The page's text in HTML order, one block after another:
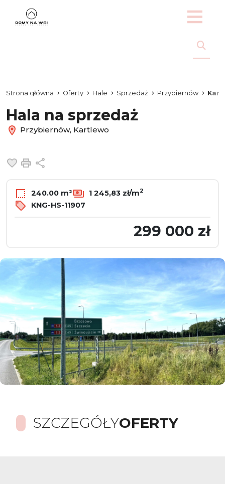
Strona główna Oferty Hale Sprzedaż Przybiernów
Hala na sprzedaż
Przybiernów, Kartlewo
Dodaj do ulubionych
Drukuj
240.00 m² 1 245,83 zł/m2
KNG-HS-11907
299 000 zł
SZCZEGÓŁYOFERTY